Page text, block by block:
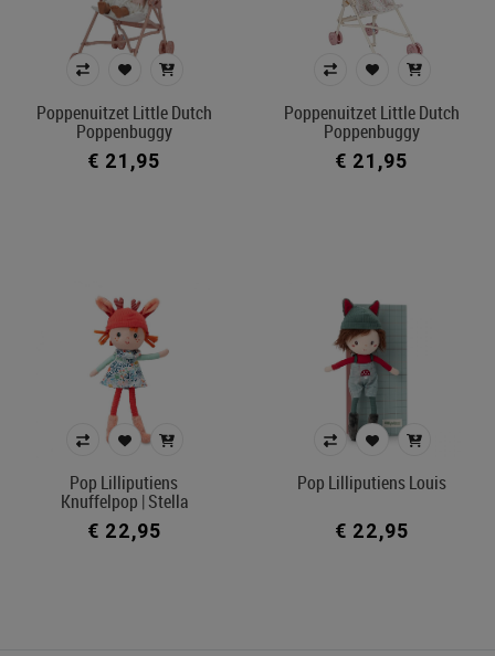
Poppenuitzet Little Dutch
Poppenbuggy
€ 21,95
Poppenuitzet Little Dutch
Poppenbuggy
€ 21,95
Pop Lilliputiens
Knuffelpop | Stella
€ 22,95
Pop Lilliputiens Louis
€ 22,95